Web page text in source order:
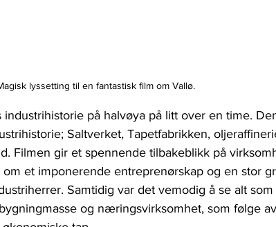
lyssetting til en fantastisk film om Vallø.
på halvøya på litt over en time.
Saltverket, Tapetfabrikken,
Filmen gir et spennende tilbakeblikk på
et imponerende entreprenørskap og en stor
Samtidig var det vemodig å se alt
og næringsvirksomhet, som følge